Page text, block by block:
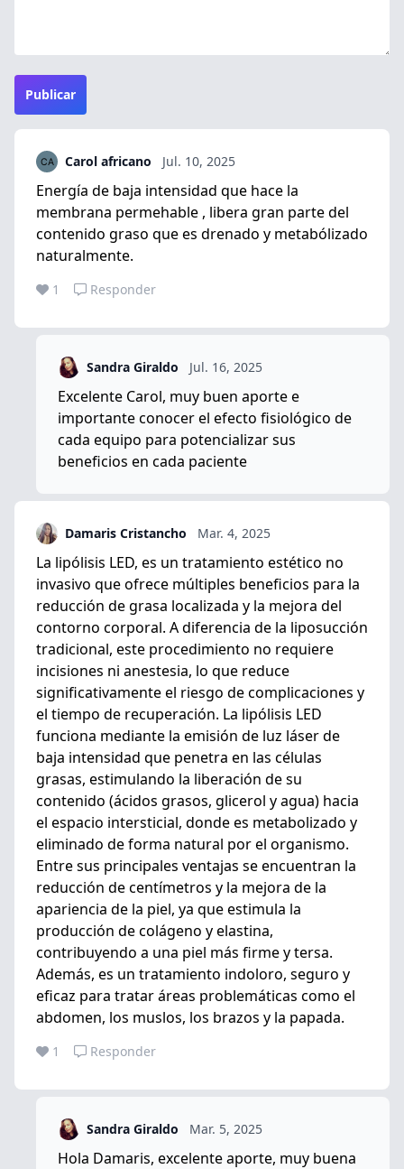
Publicar
Carol africano Jul. 10, 2025
Energía de baja intensidad que hace la
membrana permehable , libera gran parte del
contenido graso que es drenado y metabólizado
naturalmente.
1 Responder
Sandra Giraldo Jul. 16, 2025
Excelente Carol, muy buen aporte e
importante conocer el efecto fisiológico de
cada equipo para potencializar sus
beneficios en cada paciente
Damaris Cristancho Mar. 4, 2025
La lipólisis LED, es un tratamiento estético no
invasivo que ofrece múltiples beneficios para la
reducción de grasa localizada y la mejora del
contorno corporal. A diferencia de la liposucción
tradicional, este procedimiento no requiere
incisiones ni anestesia, lo que reduce
significativamente el riesgo de complicaciones y
el tiempo de recuperación. La lipólisis LED
funciona mediante la emisión de luz láser de
baja intensidad que penetra en las células
grasas, estimulando la liberación de su
contenido (ácidos grasos, glicerol y agua) hacia
el espacio intersticial, donde es metabolizado y
eliminado de forma natural por el organismo.
Entre sus principales ventajas se encuentran la
reducción de centímetros y la mejora de la
apariencia de la piel, ya que estimula la
producción de colágeno y elastina,
contribuyendo a una piel más firme y tersa.
Además, es un tratamiento indoloro, seguro y
eficaz para tratar áreas problemáticas como el
abdomen, los muslos, los brazos y la papada.
1 Responder
Sandra Giraldo Mar. 5, 2025
Hola Damaris, excelente aporte, muy buena